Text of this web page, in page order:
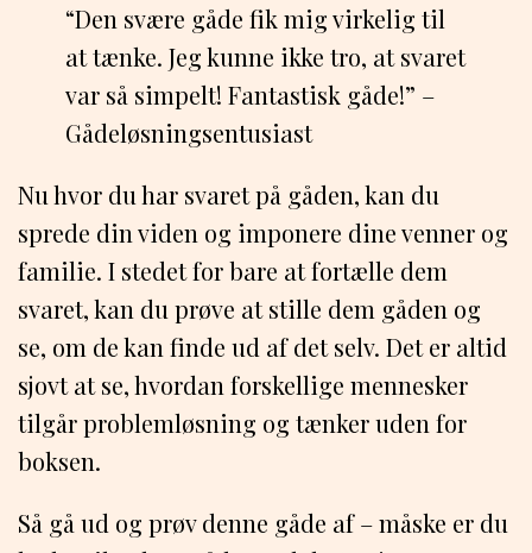
“Den svære gåde fik mig virkelig til
at tænke. Jeg kunne ikke tro, at svaret
var så simpelt! Fantastisk gåde!” –
Gådeløsningsentusiast
Nu hvor du har svaret på gåden, kan du
sprede din viden og imponere dine venner og
familie. I stedet for bare at fortælle dem
svaret, kan du prøve at stille dem gåden og
se, om de kan finde ud af det selv. Det er altid
sjovt at se, hvordan forskellige mennesker
tilgår problemløsning og tænker uden for
boksen.
Så gå ud og prøv denne gåde af – måske er du